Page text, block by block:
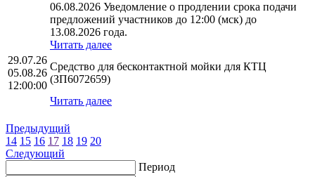
06.08.2026 Уведомление о продлении срока подачи
предложений участников до 12:00 (мск) до
13.08.2026 года.
Читать далее
29.07.26
05.08.26
12:00:00
Средство для бесконтактной мойки для КТЦ
(ЗП6072659)
Читать далее
Предыдущий
14 15 16 17 18 19 20
Следующий
Период